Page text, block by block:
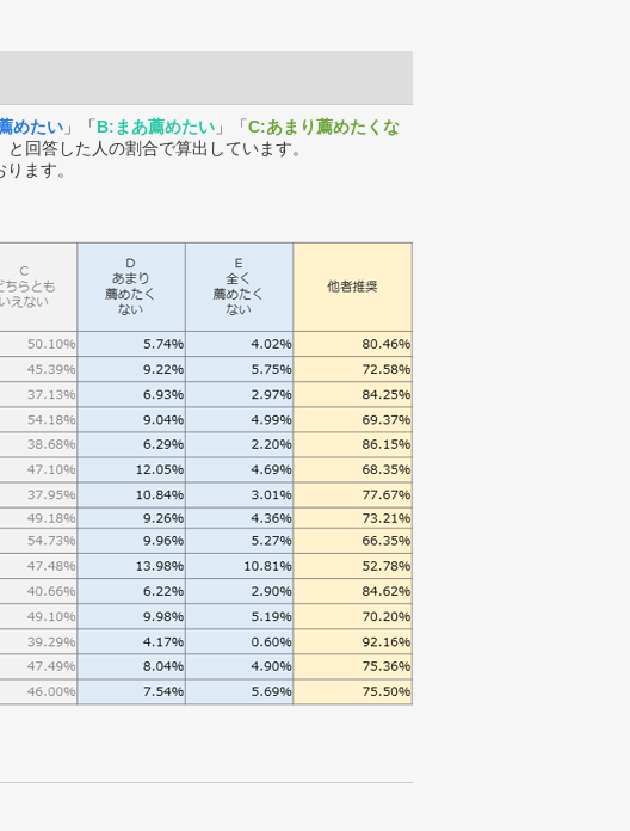
めたい 」「B:まあ薦めたい 」「C:あまり薦めたくな
と回答した人の割合で算出しています。
ます。